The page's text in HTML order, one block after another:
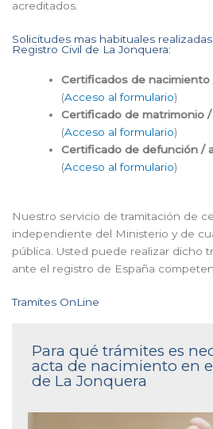
acreditados.
Solicitudes mas habituales
Registro Civil de La Jonquera:
Certificados de
(Acceso al formulario)
Certificado de matrimonio
(Acceso al formulario)
Certificado de defunción /
(Acceso al formulario)
Nuestro servicio de tramitación de
independiente del Ministerio y de
pública. Usted puede realizar dicho
ante el registro de España
Tramites OnLine
Para qué trámites es
acta de nacimiento en
de La Jonquera